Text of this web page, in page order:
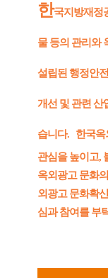
한국지방재정
물 등의 관리와
설립된 행정안
개선 및 관련 산
습니다.
한국옥
관심을 높이고,
옥외광고 문화
외광고 문화확
심과 참여를 부